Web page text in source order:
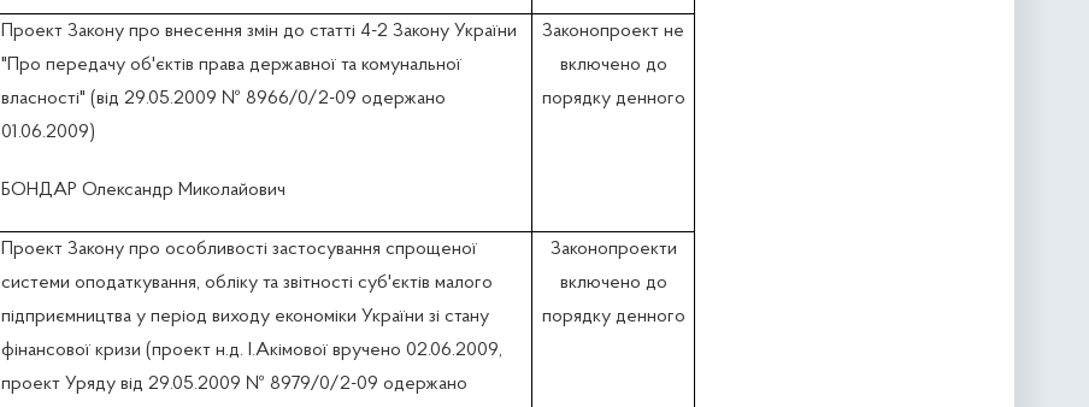
Проект Закону про внесення змін до статті 4-2 Закону України
"Про передачу об'єктів права державної та комунальної
власності" (вiд 29.05.2009 № 8966/0/2-09 одержано
01.06.2009)
БОНДАР Олександр Миколайович
Законопроект не
включено до
порядку денного
Проект Закону про особливості застосування спрощеної
системи оподаткування, обліку та звітності суб'єктів малого
підприємництва у період виходу економіки України зі стану
фінансової кризи (проект н.д. І.Акімової вручено 02.06.2009,
проект Уряду вiд 29.05.2009 № 8979/0/2-09 одержано
Законопроекти
включено до
порядку денного